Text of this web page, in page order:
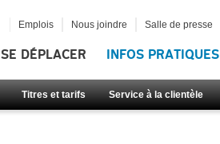
SE DÉPLACER INFOS PRATIQUES
Titres et tarifs Service à la clientèle
Emplois Nous joindre Salle de presse